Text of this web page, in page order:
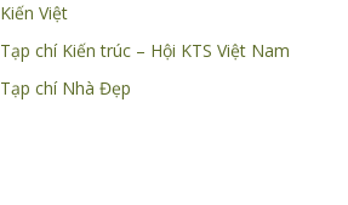
Kiến Việt
Tạp chí Kiến trúc – Hội KTS Việt Nam
Tạp chí Nhà Đẹp